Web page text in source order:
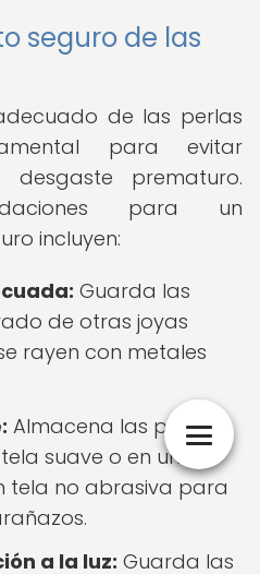
seguro de las
de las perlas
para evitar
prematuro.
para un
incluyen:
Guarda las
de otras joyas
rayen con metales
Almacena las perlas
suave o en una
tela no abrasiva para
a la luz: Guarda las